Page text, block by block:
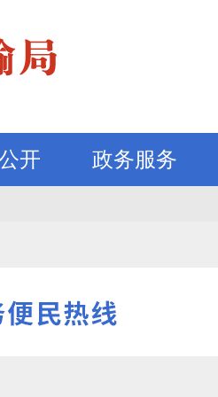
开 政务服务